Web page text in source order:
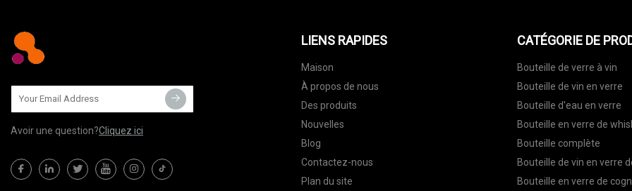
Avoir une question?Cliquez ici
LIENS RAPIDES
Maison
À propos de nous
Des produits
Nouvelles
Blog
Contactez-nous
Plan du site
CATÉGORIE DE
Bouteille de verre à vin
Bouteille de vin en verre
Bouteille d'eau en verre
Bouteille en verre de
Bouteille complète
Bouteille de vin en verre
Bouteille en verre de